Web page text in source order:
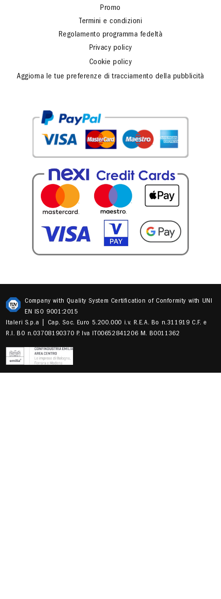
Promo
Termini e condizioni
Regolamento programma fedeltà
Privacy policy
Cookie policy
Aggiorna le tue preferenze di tracciamento della pubblicità
Company with Quality System Certification of Conformity with UNI
EN ISO 9001:2015
Italeri S.p.a | Cap. Soc. Euro 5.200.000 i.v. R.E.A. Bo n.311919 C.F. e
R.I. BO n.03708190370 P. Iva IT00652841206 M. B0011362